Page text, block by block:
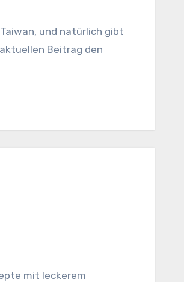
und natürlich gibt
Beitrag den
mit leckerem